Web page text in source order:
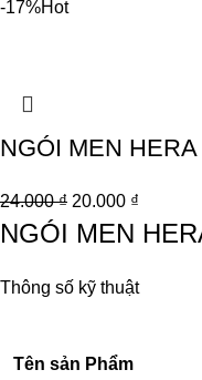
-17%Hot
NGÓI MEN
24.000₫ 20.000 ₫
NGÓI MEN
Thông số kỹ thuật
Tên sản Phẩm